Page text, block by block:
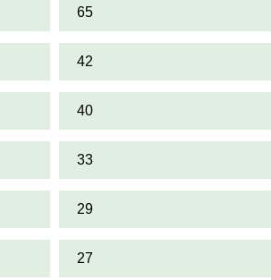
65
42
40
33
29
27